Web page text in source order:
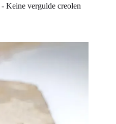
- Keine vergulde creolen